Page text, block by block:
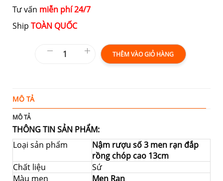
Tư vấn miễn phí 24/7
Ship TOÀN QUỐC
THÊM VÀO GIỎ HÀNG
MÔ TẢ
MÔ TẢ
THÔNG TIN SẢN PHẨM:
Loại sản phẩm
Nậm rượu số 3 men rạn đắp
rồng chóp cao 13cm
Chất liệu
Sứ
Màu men
Men Rạn